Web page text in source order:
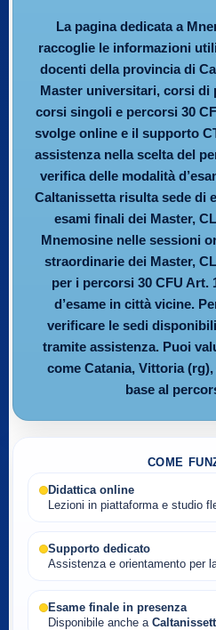
La pagina dedicata a
raccoglie le informazioni
docenti della provincia di
Master universitari, corsi di
corsi singoli e percorsi 30
svolge online e il supporto
assistenza nella scelta del
verifica delle modalità
Caltanissetta risulta sede di
esami finali dei Master,
Mnemosine nelle sessioni
straordinarie dei Master,
per i percorsi 30 CFU Art.
d’esame in città vicine.
verificare le sedi
tramite assistenza. Puoi
come Catania, Vittoria
base al
COME
Didattica online
Lezioni in piattaforma e studio
Supporto dedicato
Assistenza e orientamento per
Esame finale in presenza
Disponibile anche a